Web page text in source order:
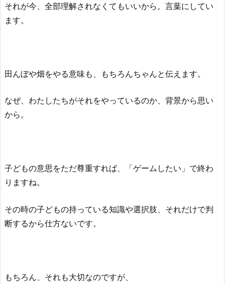
それが今、全部理解されなくてもいいから。言葉にしてい
ます。
田んぼや畑をやる意味も、もちろんちゃんと伝えます。
なぜ、わたしたちがそれをやっているのか、背景から思い
から。
子どもの意思をただ尊重すれば、「ゲームしたい」で終わ
りますね。
その時の子どもの持っている知識や選択肢、それだけで判
断するから仕方ないです。
もちろん、それも大切なのですが、